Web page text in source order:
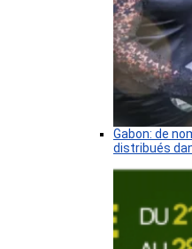
Gabon: de
distribués